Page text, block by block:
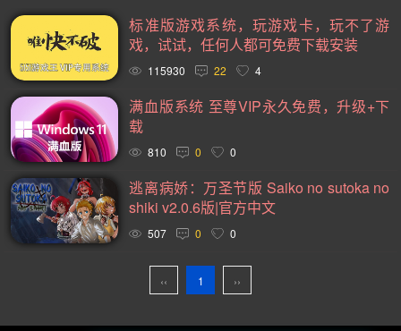
奇幻(371)
射击(365) 合作(349)
3D(348)
沙盒(339)
女性主角(332) 解谜(329)
恐怖(304)
独立(299) 科幻(296)
模拟经营(281)
暴力(277)
氛围(276)
2D(242)
可爱(233) 轻度 Rogue(223)
即时战略(215)
动作(204) 管理(197)
砍杀(195)
太空(193)
血腥(183) 冒险(177)
类魂系列(156)
视觉小说(156)
卡通风格(154)
横向滚屏(153) 回合制(151)
欢乐(150)
标准版游戏系统，玩游戏卡，玩不了游
戏，试试，任何人都可免费下载安装
115930 22 4
满血版系统 至尊VIP永久免费，升级+下
载
810 0 0
逃离病娇：万圣节版 Saiko no sutoka no
shiki v2.0.6版|官方中文
507 0 0
‹‹ 1 ››